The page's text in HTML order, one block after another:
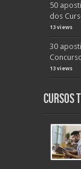
50
dos
13 views
30
13 views
Cursos